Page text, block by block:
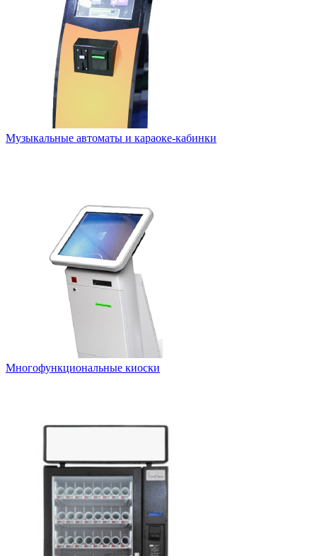
Музыкальные автоматы и караоке-кабинки
Многофункциональные киоски